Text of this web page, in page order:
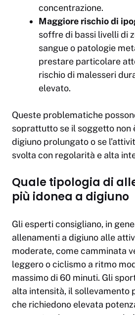
concentrazione.
Maggiore rischio di
soffre di bassi livelli di
sangue o patologie
prestare particolare
rischio di malesseri
elevato.
Queste problematiche
soprattutto se il soggetto non
digiuno prolungato o se
svolta con regolarità e alta
Quale tipologia di
più idonea a digiuno
Gli esperti consigliano, in
allenamenti a digiuno alle
moderate, come camminata
leggero o ciclismo a ritmo
massimo di 60 minuti. Gli
alta intensità, il sollevamento
che richiedono elevata